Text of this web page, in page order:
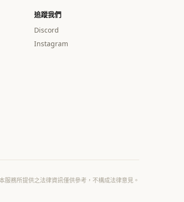
追蹤我們
Discord
Instagram
務所提供之法律資訊僅供參考，不構成法律意見。